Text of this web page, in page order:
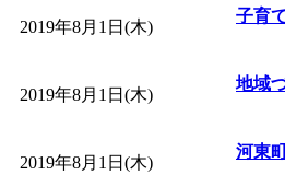
間：2026/
「子育て交
間：2026/
2019年8月1日(木)
子育
2019年8月1日(木)
地域
2019年8月1日(木)
河東